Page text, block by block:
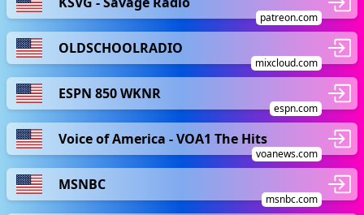
patreon.com
OLDSCHOOLRADIO
mixcloud.com
ESPN 850 WKNR
espn.com
Voice of America - VOA1 The Hits
voanews.com
MSNBC
msnbc.com